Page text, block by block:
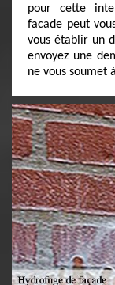
pour cette
facade peut
vous établir un
envoyez une
ne vous soumet